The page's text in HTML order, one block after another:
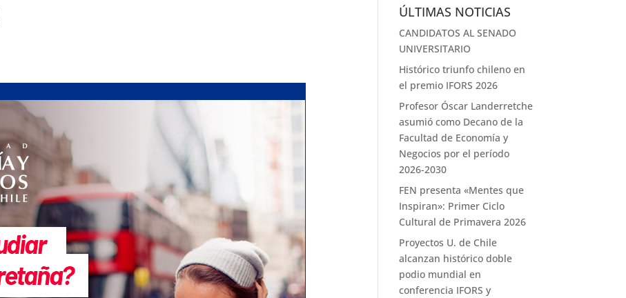
ÚLTIMAS NOTICIAS
CANDIDATOS AL SENADO
UNIVERSITARIO
Histórico triunfo chileno en
el premio IFORS 2026
Profesor Óscar Landerretche
asumió como Decano de la
Facultad de Economía y
Negocios por el período
2026-2030
FEN presenta «Mentes que
Inspiran»: Primer Ciclo
Cultural de Primavera 2026
Proyectos U. de Chile
alcanzan histórico doble
podio mundial en
conferencia IFORS y